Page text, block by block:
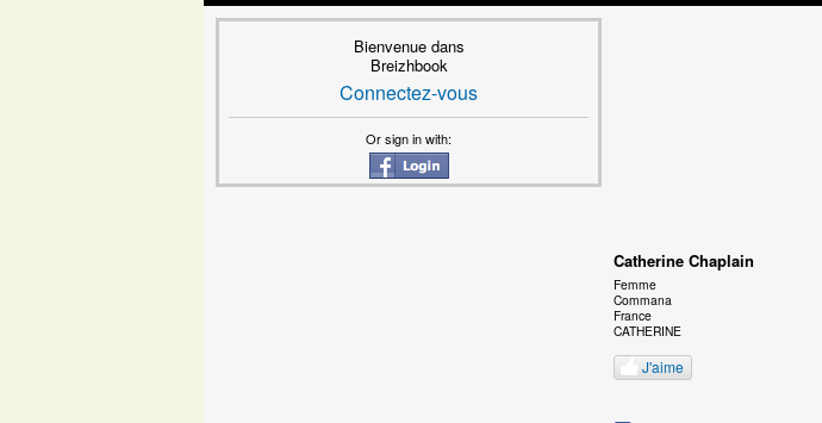
Bienvenue dans
Breizhbook
Connectez-vous
Or sign in with:
Catherine Chaplain
Femme
Commana
France
CATHERINE
J'aime